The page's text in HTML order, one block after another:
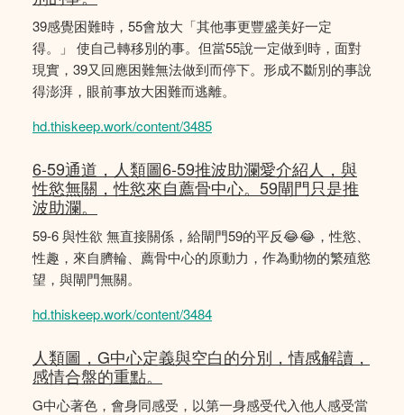
39感覺困難時，55會放大「其他事更豐盛美好一定
得。」 使自己轉移別的事。但當55說一定做到時，面對
現實，39又回應困難無法做到而停下。形成不斷別的事說
得澎湃，眼前事放大困難而逃離。
hd.thiskeep.work/content/3485
6-59通道，人類圖6-59推波助瀾愛介紹人，與
性慾無關，性慾來自薦骨中心。59閘門只是推
波助瀾。
59-6 與性欲 無直接關係，給閘門59的平反😂😂，性慾、
性趣，來自臍輪、薦骨中心的原動力，作為動物的繁殖慾
望，與閘門無關。
hd.thiskeep.work/content/3484
人類圖，G中心定義與空白的分別，情感解讀，
感情合盤的重點。
G中心著色，會身同感受，以第一身感受代入他人感受當